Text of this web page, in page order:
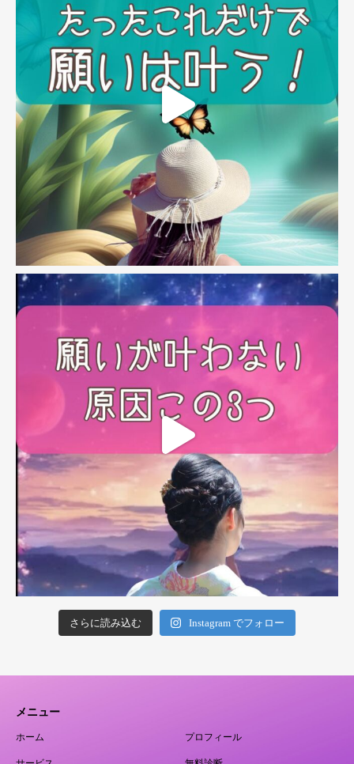
さらに読み込む Instagram でフォロー
メニュー
ホーム プロフィール